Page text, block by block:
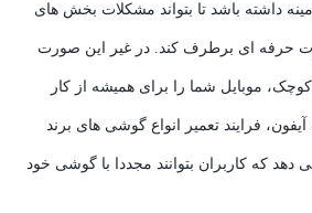
داشته باشد تا بتواند مشکلات بخش های
حرفه ای برطرف کند. در غیر این صورت
موبایل شما را برای همیشه از کار
آیفون، فرایند تعمیر انواع گوشی های برند
دهد که کاربران بتوانند مجددا با گوشی خود